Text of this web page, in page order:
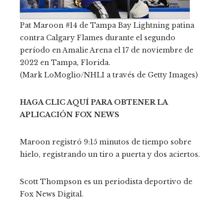
Pat Maroon #14 de Tampa Bay Lightning patina
contra Calgary Flames durante el segundo
período en Amalie Arena el 17 de noviembre de
2022 en Tampa, Florida.
(Mark LoMoglio/NHLI a través de Getty Images)
HAGA CLIC AQUÍ PARA OBTENER LA
APLICACIÓN FOX NEWS
Maroon registró 9:15 minutos de tiempo sobre
hielo, registrando un tiro a puerta y dos aciertos.
Scott Thompson es un periodista deportivo de
Fox News Digital.